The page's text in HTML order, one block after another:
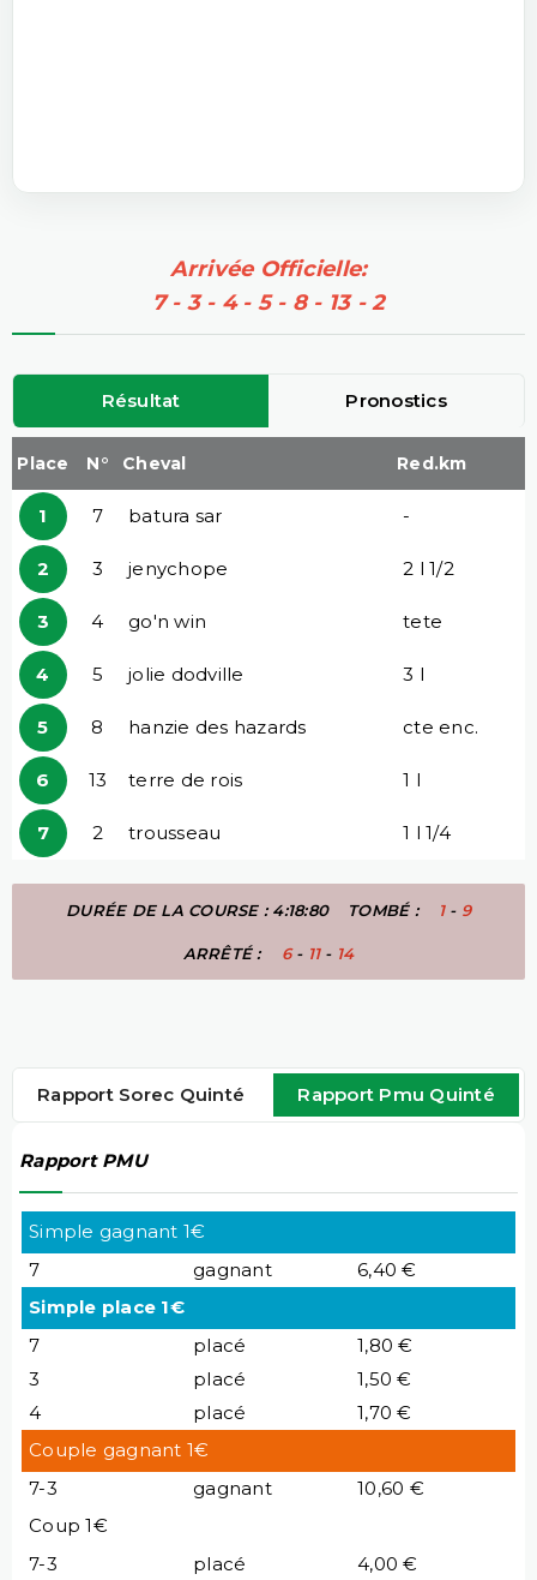
Arrivée Officielle:
7 - 3 - 4 - 5 - 8 - 13 - 2
Résultat Pronostics
Place N° Cheval Red.km
1 7 batura sar -
2 3 jenychope 2 l 1/2
3 4 go'n win tete
4 5 jolie dodville 3 l
5 8 hanzie des hazards cte enc.
6 13 terre de rois 1 l
7 2 trousseau 1 l 1/4
DURÉE DE LA COURSE : 4:18:80 TOMBÉ : 1- 9
ARRÊTÉ : 6- 11- 14
Rapport Sorec Quinté Rapport Pmu Quinté
Rapport PMU
Simple gagnant 1€
7
gagnant
6,40 €
Simple place 1€
7
placé
1,80 €
3
placé
1,50 €
4
placé
1,70 €
Couple gagnant 1€
7-3
gagnant
10,60 €
Coup 1€
7-3
placé 4,00 €